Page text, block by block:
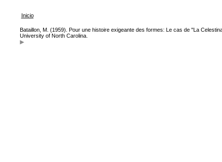
Inicio
Bataillon, M. (1959). Pour une histoire exigeante des formes: Le cas de "La
University of North Carolina.